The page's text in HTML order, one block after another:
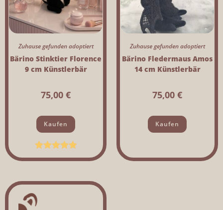
Zuhause gefunden adoptiert
Bärino Stinktier Florence
9 cm Künstlerbär
75,00 €
Kaufen
Bewertet mit
Zuhause gefunden adoptiert
Bärino Fledermaus Amos
14 cm Künstlerbär
75,00 €
Kaufen